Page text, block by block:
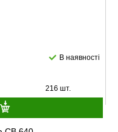
В наявності
216 шт.